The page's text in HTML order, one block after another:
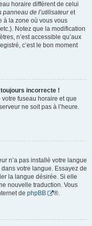
horaire différent de celui
panneau de l’utilisateuret
à la zone où vous vous
Notez que la modification
n’est accessible qu’aux
c’est le bon moment
toujours incorrecte !
fuseau horaire et que
ne soit pas à l’heure.
n’a pas installé votre langue
votre langue. Essayez de
la langue désirée. Si elle
nouvelle traduction. Vous
de phpBB ®.